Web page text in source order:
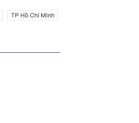
TP Hồ Chí Minh